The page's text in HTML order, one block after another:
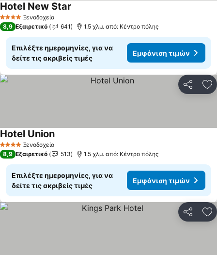
4 ΑστέριαΞενοδοχείο
Hotel New Star
8,9 Εξαιρετικό 641 1.5 χλμ. από: Κέντρο πόλης
Επιλέξτε ημερομηνίες, για να
δείτε τις ακριβείς τιμές
Εμφάνιση τιμών
4 ΑστέριαΞενοδοχείο
Hotel UnionΕμφάνιση τιμών
8,9 Εξαιρετικό 513 1.5 χλμ. από: Κέντρο πόλης
Επιλέξτε ημερομηνίες, για να
δείτε τις ακριβείς τιμές
Εμφάνιση τιμών